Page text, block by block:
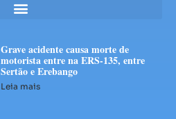
Grave acidente causa morte de
motorista entre na ERS-135, entre
Sertão e Erebango
Leia mais